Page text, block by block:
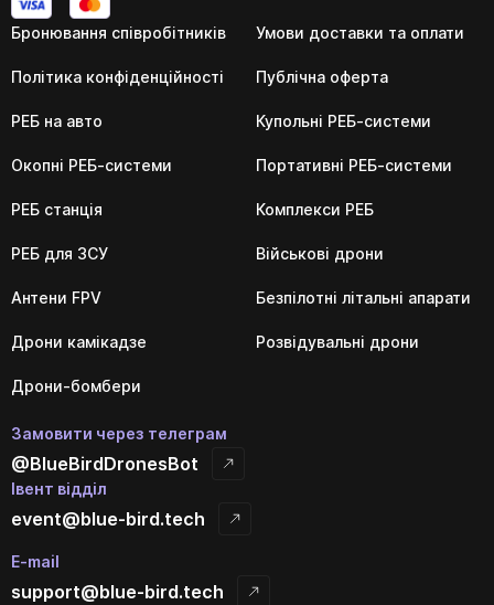
Бронювання співробітників Умови доставки та оплати
Політика конфіденційності Публічна оферта
РЕБ на авто Купольні РЕБ-системи
Окопні РЕБ-системи Портативні РЕБ-системи
РЕБ станція Комплекси РЕБ
РЕБ для ЗСУ Військові дрони
Антени FPV Безпілотні літальні апарати
Дрони камікадзе Розвідувальні дрони
Дрони-бомбери
Замовити через телеграм
@BlueBirdDronesBot
Івент відділ
event@blue-bird.tech
E-mail
support@blue-bird.tech